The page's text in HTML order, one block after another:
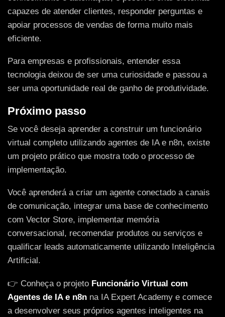
capazes de atender clientes, responder perguntas e
apoiar processos de vendas de forma muito mais
eficiente.
Para empresas e profissionais, entender essa
tecnologia deixou de ser uma curiosidade e passou a
ser uma oportunidade real de ganho de produtividade.
Próximo passo
Se você deseja aprender a construir um funcionário
virtual completo utilizando agentes de IA e n8n, existe
um projeto prático que mostra todo o processo de
implementação.
Você aprenderá a criar um agente conectado a canais
de comunicação, integrar uma base de conhecimento
com Vector Store, implementar memória
conversacional, recomendar produtos ou serviços e
qualificar leads automaticamente utilizando Inteligência
Artificial.
👉 Conheça o projeto Funcionário Virtual com
Agentes de IA e n8n na IA Expert Academy e comece
a desenvolver seus próprios agentes inteligentes na